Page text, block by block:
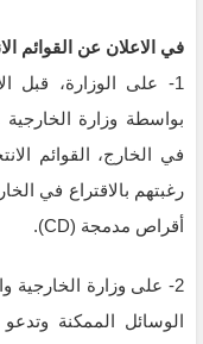
في الاعلان عن القوائم
1- على الوزارة،
بواسطة وزارة
في الخارج، القوائم
رغبتهم بالاقتراع في
أقراص مدمجة (CD).
2- على وزارة الخارجية
الوسائل الممكنة وتدعو